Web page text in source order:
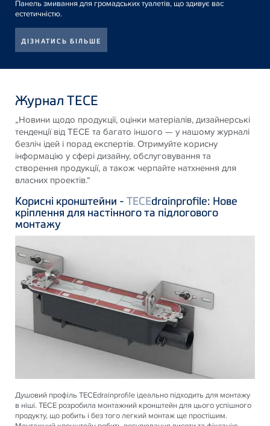
Панель змивання для громадських туалетів, що здивує вас
естетичністю.
ДІЗНАТИСЬ БІЛЬШЕ
Журнал TECE
„Новини щодо продукції, оцінки матеріалів, дизайнерські
тенденції відTECE та багато іншого — у нашому журналі
безліч ідей і порад експертів. Отримуйте корисну
інформацію у сфері дизайну, обслуговування та
створення продукції, а також черпайте натхнення для
власних проектів.“
Душовий профільTECEdrainprofile ідеально підходить для монтажу
в ніші. TECE розробила монтажний кронштейн для цього успішного
продукту, що робить і без того легкий монтаж ще простішим.
Корисні кронштейни - TECEdrainprofile: Нове
кріплення для настінного та підлогового
монтажу